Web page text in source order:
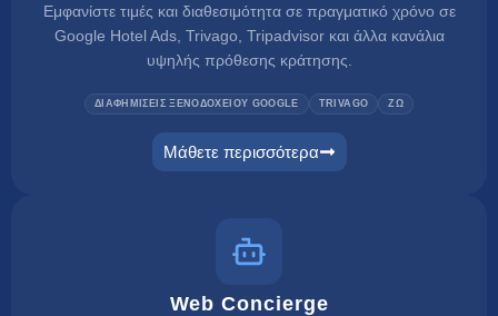
Εμφανίστε τιμές και διαθεσιμότητα σε πραγματικό χρόνο σε
Google Hotel Ads, Trivago, Tripadvisor και άλλα κανάλια
υψηλής πρόθεσης κράτησης.
ΔΙΑΦΗΜΙΣΕΙΣ ΞΕΝΟΔΟΧΕΙΟΥ GOOGLE TRIVAGO ΖΩ
Μάθετε περισσότερα
metasearch
Web Concierge